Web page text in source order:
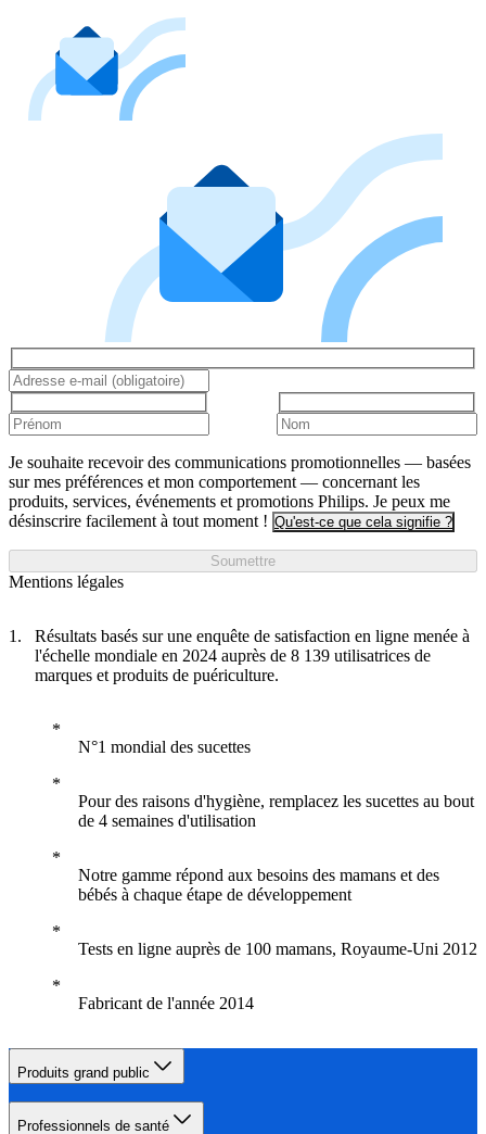
Je souhaite recevoir des communications promotionnelles — basées
sur mes préférences et mon comportement — concernant les
produits, services, événements et promotions Philips. Je peux me
désinscrire facilement à tout moment ! Qu'est-ce que cela signifie ?
Soumettre
Mentions légales
Résultats basés sur une enquête de satisfaction en ligne menée à
l'échelle mondiale en 2024 auprès de 8 139 utilisatrices de
marques et produits de puériculture.
N°1 mondial des sucettes
Pour des raisons d'hygiène, remplacez les sucettes au bout
de 4 semaines d'utilisation
Notre gamme répond aux besoins des mamans et des
bébés à chaque étape de développement
Tests en ligne auprès de 100 mamans, Royaume-Uni 2012
Fabricant de l'année 2014
Produits grand public
Professionnels de santé